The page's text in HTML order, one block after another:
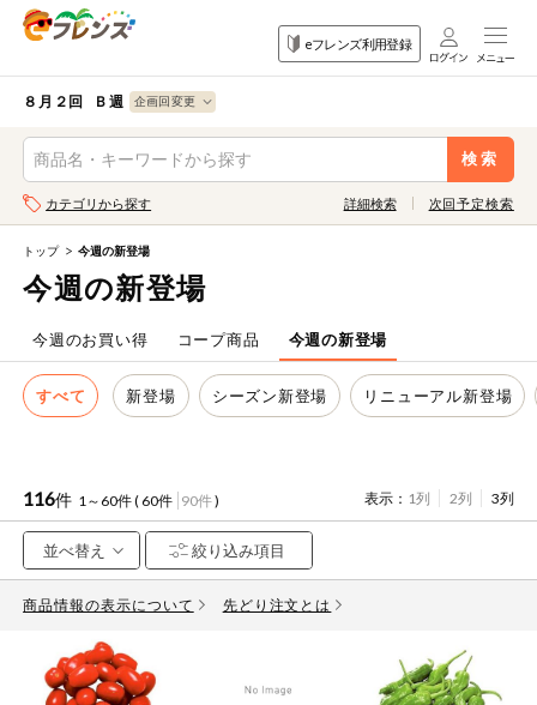
eフレンズ利用登録
ログイン
生協加入はこちら
eフレンズとは
登録から開始まで
注文番号注文
お気に入り注文
注文履歴注文
WEBカタログ
８月２回 Ｂ週
検索
食品
から探す
目的
から探す
果物
野菜
肉・ハム・ソ
ーセージ
魚介・加工品
米・雑穀など
パン・ジャム
豆腐・納豆・
こんにゃく
冷蔵おかず
果物すべて
カテゴリから探す 詳細検索
検索条件を指定してください。全項目に条件を指定しなくて
も検索できます。
キーワード
キーワードをすべて含む
メーカー名
カテゴリ
特価情報
次回予定検索
トップ 今週の新登場
今週の新登場
今週のお買い得 コープ商品 今週の新登場
すべて 新登場 シーズン新登場 リニューアル新登場
116件 1～60件 ( 60件 90件) 表示： 1列 2列 3列
商品情報の表示について 先どり注文とは